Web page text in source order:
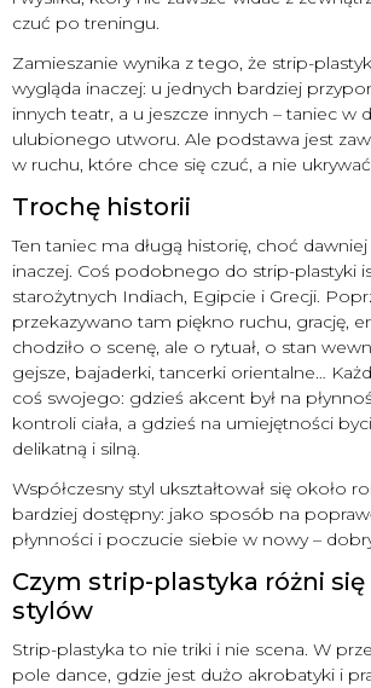
czuć po treningu.
Zamieszanie wynika z tego, że strip-
wygląda inaczej: u jednych bardziej
innych teatr, a u jeszcze innych – taniec w
ulubionego utworu. Ale podstawa jest
w ruchu, które chce się czuć, a nie
Trochę historii
Ten taniec ma długą historię, choć dawniej
inaczej. Coś podobnego do strip-plastyki
starożytnych Indiach, Egipcie i Grecji.
przekazywano tam piękno ruchu, grację,
chodziło o scenę, ale o rytuał, o stan
gejsze, bajaderki, tancerki orientalne…
coś swojego: gdzieś akcent był na
kontroli ciała, a gdzieś na umiejętności
delikatną i silną.
Współczesny styl ukształtował się około
bardziej dostępny: jako sposób na
płynności i poczucie siebie w nowy –
Czym strip-plastyka różni
stylów
Strip-plastyka to nie triki i nie scena. W
pole dance, gdzie jest dużo akrobatyki i